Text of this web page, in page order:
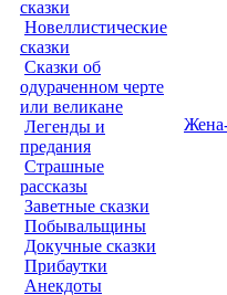
сказки
Новеллистические
сказки
Сказки об
одураченном черте
или великане
Легенды и
предания
Страшные
рассказы
Заветные сказки
Побывальщины
Докучные сказки
Прибаутки
Анекдоты